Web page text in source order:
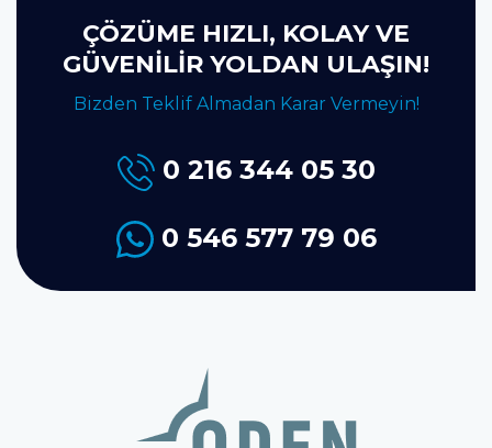
ÇÖZÜME HIZLI, KOLAY VE
GÜVENİLİR YOLDAN ULAŞIN!
Bizden Teklif Almadan Karar Vermeyin!
0 216 344 05 30
0 546 577 79 06